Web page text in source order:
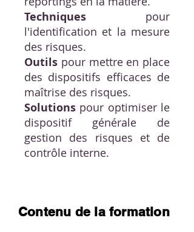
Techniques pour
l'identification et la mesure
des risques.
Outils pour mettre en place
des dispositifs efficaces de
maîtrise des risques.
Solutions pour optimiser le
dispositif générale de
gestion des risques et de
contrôle interne.
Contenu de la formation